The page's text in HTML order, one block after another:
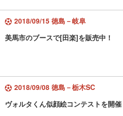
2018/09/15 徳島－岐阜
美馬市のブースで[田楽]を販売中！
2018/09/08 徳島－栃木SC
ヴォルタくん似顔絵コンテストを開催